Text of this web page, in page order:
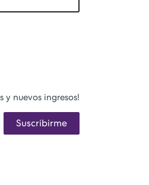
y nuevos ingresos!
Suscribirme